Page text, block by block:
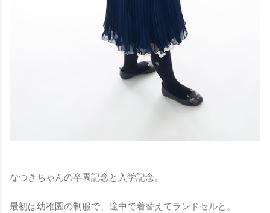
なつきちゃんの卒園記念と入学記念。
最初は幼稚園の制服で、途中で着替えてランドセルと。